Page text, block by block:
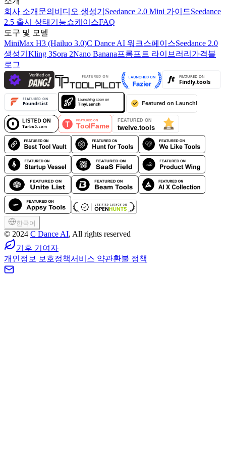
회사 소개 문의 비디오 생성기 Seedance 2.0 Mini 가이드Seedance
2.5 출시 상태 기능쇼케이스FAQ
도구 및 모델
MiniMax H3 (Hailuo 3.0)C Dance AI 워크스페이스Seedance 2.0
생성기 Kling 3Sora 2Nano Banana프롬프트 라이브러리 가격블
로그
한국어
© 2024 C Dance AI, All rights reserved
기후 기여자
개인정보 보호정책서비스 약관환불 정책